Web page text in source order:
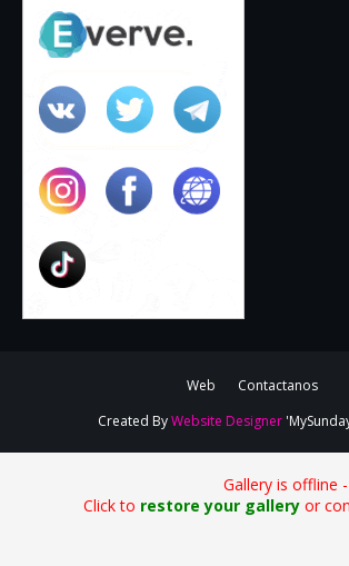
Web
Contactanos
Created ByWebsite Designer
Gallery is offline
Click to restore your galleryor